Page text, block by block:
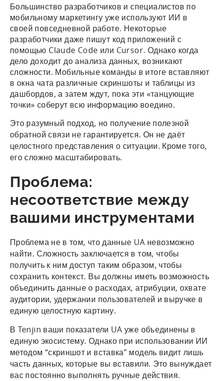
Большинство разработчиков и специалистов по
мобильному маркетингу уже используют ИИ в
своей повседневной работе. Некоторые
разработчики даже пишут код приложений с
помощью Claude Code или Cursor. Однако когда
дело доходит до анализа данных, возникают
сложности. Мобильные команды в итоге вставляют
в окна чата различные скриншоты и таблицы из
дашбордов, а затем ждут, пока эти «танцующие
точки» соберут всю информацию воедино.
Это разумный подход, но получение полезной
обратной связи не гарантируется. Он не даёт
целостного представления о ситуации. Кроме того,
его сложно масштабировать.
Проблема:
несоответствие между
вашими инструментами
Проблема не в том, что данные UA невозможно
найти. Сложность заключается в том, чтобы
получить к ним доступ таким образом, чтобы
сохранить контекст. Вы должны иметь возможность
объединить данные о расходах, атрибуции, охвате
аудитории, удержании пользователей и выручке в
единую целостную картину.
В Tenjin ваши показатели UA уже объединены в
единую экосистему. Однако при использовании ИИ
методом “скриншот и вставка” модель видит лишь
часть данных, которые вы вставили. Это вынуждает
вас постоянно выполнять ручные действия.